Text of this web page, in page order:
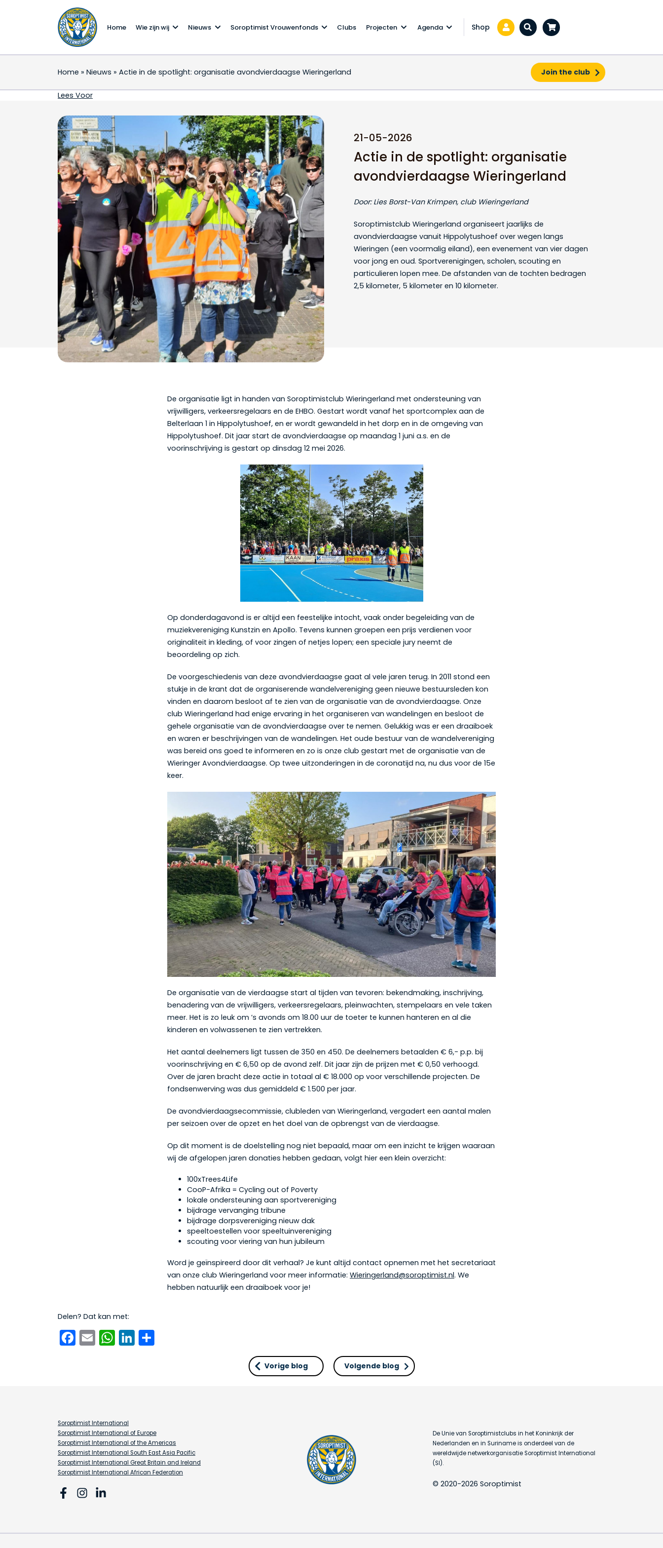
Home Wie zijn wij Nieuws Soroptimist Vrouwenfonds Clubs Projecten Agenda Shop Zoeken...
Home » Nieuws » Actie in de spotlight: organisatie avondvierdaagse Wieringerland Join the club
Actie in de spotlight: organisatie avondvierdaagse Wieringerland
Lees Voor
21-05-2026
Actie in de spotlight: organisatie
avondvierdaagse Wieringerland
Door: Lies Borst-Van Krimpen, club Wieringerland
Soroptimistclub Wieringerland organiseert jaarlijks de
avondvierdaagse vanuit Hippolytushoef over wegen langs
Wieringen (een voormalig eiland), een evenement van vier dagen
voor jong en oud. Sportverenigingen, scholen, scouting en
particulieren lopen mee. De afstanden van de tochten bedragen
2,5 kilometer, 5 kilometer en 10 kilometer.
De organisatie ligt in handen van Soroptimistclub Wieringerland met ondersteuning van
vrijwilligers, verkeersregelaars en de EHBO. Gestart wordt vanaf het sportcomplex aan de
Belterlaan 1 in Hippolytushoef, en er wordt gewandeld in het dorp en in de omgeving van
Hippolytushoef. Dit jaar start de avondvierdaagse op maandag 1 juni a.s. en de
voorinschrijving is gestart op dinsdag 12 mei 2026.
Op donderdagavond is er altijd een feestelijke intocht, vaak onder begeleiding van de
muziekvereniging Kunstzin en Apollo. Tevens kunnen groepen een prijs verdienen voor
originaliteit in kleding, of voor zingen of netjes lopen; een speciale jury neemt de
beoordeling op zich.
De voorgeschiedenis van deze avondvierdaagse gaat al vele jaren terug. In 2011 stond een
stukje in de krant dat de organiserende wandelvereniging geen nieuwe bestuursleden kon
vinden en daarom besloot af te zien van de organisatie van de avondvierdaagse. Onze
club Wieringerland had enige ervaring in het organiseren van wandelingen en besloot de
gehele organisatie van de avondvierdaagse over te nemen. Gelukkig was er een draaiboek
en waren er beschrijvingen van de wandelingen. Het oude bestuur van de wandelvereniging
was bereid ons goed te informeren en zo is onze club gestart met de organisatie van de
Wieringer Avondvierdaagse. Op twee uitzonderingen in de coronatijd na, nu dus voor de 15e
keer.
De organisatie van de vierdaagse start al tijden van tevoren: bekendmaking, inschrijving,
benadering van de vrijwilligers, verkeersregelaars, pleinwachten, stempelaars en vele taken
meer. Het is zo leuk om ’s avonds om 18.00 uur de toeter te kunnen hanteren en al die
kinderen en volwassenen te zien vertrekken.
Het aantal deelnemers ligt tussen de 350 en 450. De deelnemers betaalden € 6,- p.p. bij
voorinschrijving en € 6,50 op de avond zelf. Dit jaar zijn de prijzen met € 0,50 verhoogd.
Over de jaren bracht deze actie in totaal al € 18.000 op voor verschillende projecten. De
fondsenwerving was dus gemiddeld € 1.500 per jaar.
De avondvierdaagsecommissie, clubleden van Wieringerland, vergadert een aantal malen
per seizoen over de opzet en het doel van de opbrengst van de vierdaagse.
Op dit moment is de doelstelling nog niet bepaald, maar om een inzicht te krijgen waaraan
wij de afgelopen jaren donaties hebben gedaan, volgt hier een klein overzicht:
100xTrees4Life
CooP-Afrika = Cycling out of Poverty
lokale ondersteuning aan sportvereniging
bijdrage vervanging tribune
bijdrage dorpsvereniging nieuw dak
speeltoestellen voor speeltuinvereniging
scouting voor viering van hun jubileum
Word je geïnspireerd door dit verhaal? Je kunt altijd contact opnemen met het secretariaat
van onze club Wieringerland voor meer informatie: Wieringerland@soroptimist.nl. We
hebben natuurlijk een draaiboek voor je!
Delen? Dat kan met:
Facebook
EmailWhatsApp
LinkedIn
Vorige blog Volgende blog
Soroptimist International
Soroptimist International of Europe
Soroptimist International of the Americas
Soroptimist International South East Asia Pacific
Soroptimist International Great Britain and Ireland
Soroptimist International African Federation
De Unie van Soroptimistclubs in het Koninkrijk der
Nederlanden en in Suriname is onderdeel van de
wereldwijde netwerkorganisatie Soroptimist International
(SI).
© 2020-2026 Soroptimist